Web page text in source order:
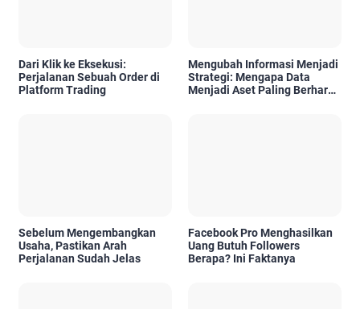
Dari Klik ke Eksekusi:
Perjalanan Sebuah Order di
Platform Trading
Mengubah Informasi Menjadi
Strategi: Mengapa Data
Menjadi Aset Paling Berharga
Sebelum Mengembangkan
Usaha, Pastikan Arah
Perjalanan Sudah Jelas
Facebook Pro Menghasilkan
Uang Butuh Followers
Berapa? Ini Faktanya